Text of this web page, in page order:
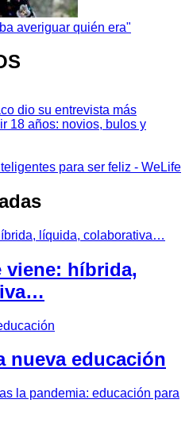
averiguar quién era"
dio su entrevista más
18 años: novios, bulos y
para ser feliz - WeLife
viene: híbrida,
nueva educación